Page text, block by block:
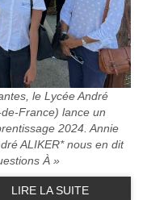
le Lycée André
France) lance un
2024. Annie
ALIKER* nous en dit
À »
LIRE LA SUITE